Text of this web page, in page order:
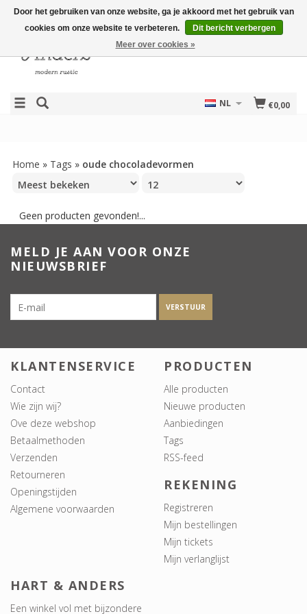
€0,00
NL
Home » Tags » oude chocoladevormen
Geen producten gevonden!...
MELD JE AAN VOOR ONZE
NIEUWSBRIEF
VERSTUUR
KLANTENSERVICE
Contact
Wie zijn wij?
Ove deze webshop
Betaalmethoden
Verzenden
Retourneren
Openingstijden
Algemene voorwaarden
PRODUCTEN
Alle producten
Nieuwe producten
Aanbiedingen
Tags
RSS-feed
REKENING
Registreren
Mijn bestellingen
Mijn tickets
Mijn verlanglijst
HART & ANDERS
Een winkel vol met bijzondere
Door het gebruiken van onze website, ga je akkoord met het gebruik van
cookies om onze website te verbeteren.
Dit bericht verbergen
Meer over cookies »